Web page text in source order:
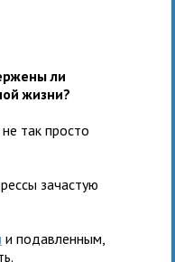
ли
жизни?
так просто
зачастую
и подавленным,